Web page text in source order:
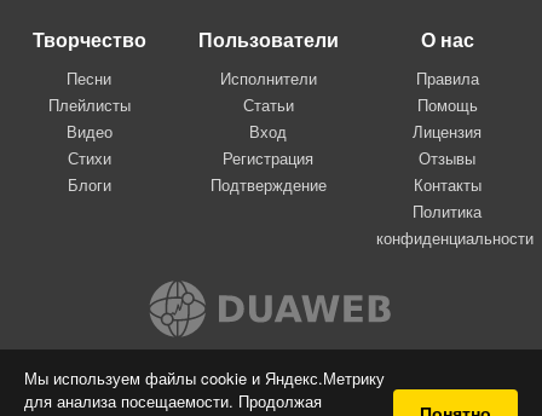
Мы используем файлы cookie и Яндекс.Метрику
для анализа посещаемости. Продолжая
Творчество
Песни
Плейлисты
Видео
Стихи
Блоги
Пользователи
Исполнители
Статьи
Вход
Регистрация
Подтверждение
О нас
Правила
Помощь
Лицензия
Отзывы
Контакты
Политика
конфиденциальности
Вконтакте
© 2009-2026 Я-пою